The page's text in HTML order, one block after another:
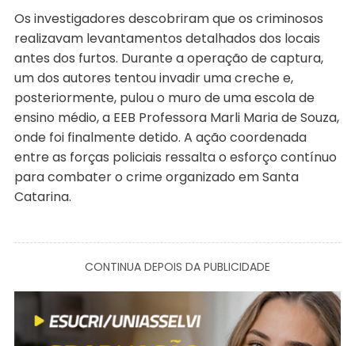
Os investigadores descobriram que os criminosos
realizavam levantamentos detalhados dos locais
antes dos furtos. Durante a operação de captura,
um dos autores tentou invadir uma creche e,
posteriormente, pulou o muro de uma escola de
ensino médio, a EEB Professora Marli Maria de Souza,
onde foi finalmente detido. A ação coordenada
entre as forças policiais ressalta o esforço contínuo
para combater o crime organizado em Santa
Catarina.
CONTINUA DEPOIS DA PUBLICIDADE